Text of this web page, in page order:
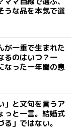
うな品を本気で選
が一重で生まれた
るのはいつ？一
なった一年間の息
」と文句を言うア
っと一言。結婚式
」ではない。